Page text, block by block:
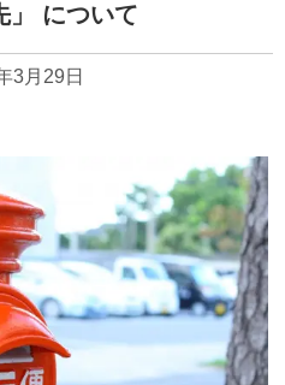
」 について
3月29日